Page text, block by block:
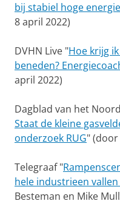
bij stabiel hoge
8 april 2022)
DVHN Live "Hoe krijg
beneden?
april 2022)
Dagblad van het
Staat de kleine
onderzoek RUG" (door
Telegraaf "
hele industrieen
Besteman en Mike